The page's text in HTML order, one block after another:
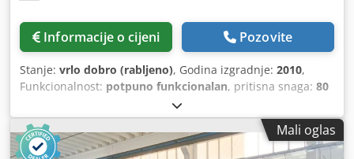
Informacije o cijeni Pozovite
Stanje: vrlo dobro (rabljeno), Godina izgradnje: 2010,
Funkcionalnost: potpuno funkcionalan, pritisna snaga: 80
CNC upravljanje
svjetlosna barijera,
Mali oglas